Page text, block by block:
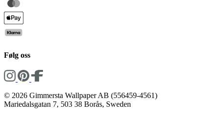
Følg oss
© 2026 Gimmersta Wallpaper AB (556459-4561)
Mariedalsgatan 7, 503 38 Borås, Sweden